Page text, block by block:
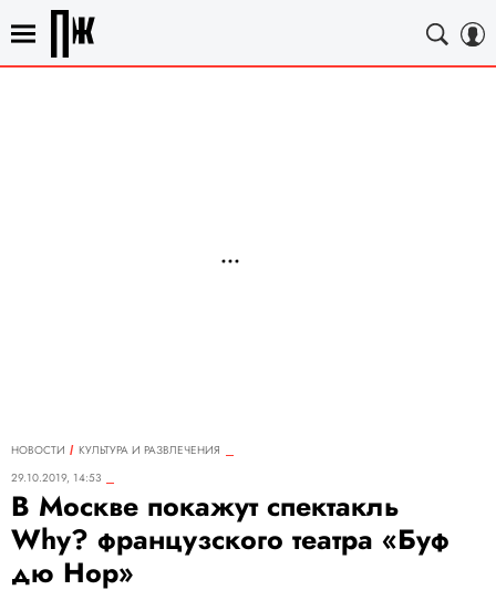
НОВОСТИ
КУЛЬТУРА И РАЗВЛЕЧЕНИЯ
29.10.2019, 14:53
В Москве покажут спектакль
Why? французского театра «Буф
дю Нор»